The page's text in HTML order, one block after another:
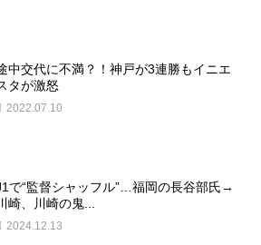
中交代に不満？！神戸が3連勝もイニエ
タが激怒
2022.07.10
で“監督シャッフル”…福岡の長谷部氏→
崎、川崎の鬼...
2024.12.13